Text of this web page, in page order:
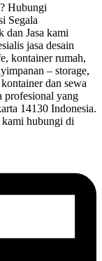
Hubungi
Segala
dan Jasa kami
jasa desain
kontainer rumah,
– storage,
dan sewa
yang
14130 Indonesia.
kami hubungi di